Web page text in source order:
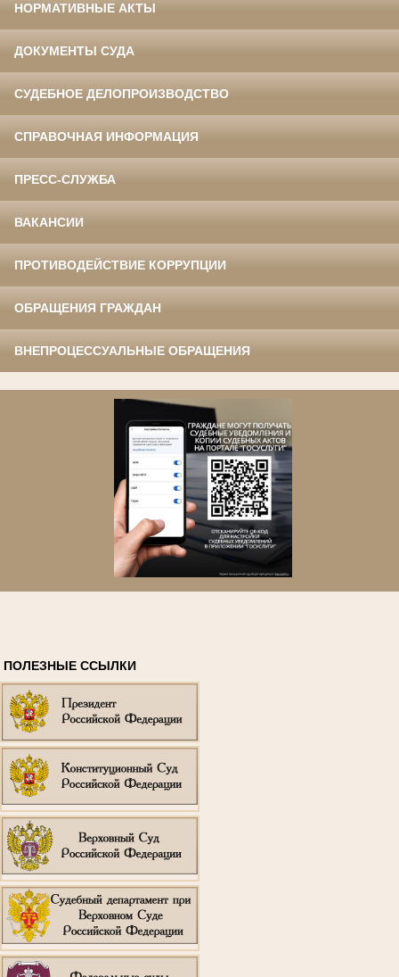
НОРМАТИВНЫЕ АКТЫ
ДОКУМЕНТЫ СУДА
СУДЕБНОЕ ДЕЛОПРОИЗВОДСТВО
СПРАВОЧНАЯ ИНФОРМАЦИЯ
ПРЕСС-СЛУЖБА
ВАКАНСИИ
ПРОТИВОДЕЙСТВИЕ КОРРУПЦИИ
ОБРАЩЕНИЯ ГРАЖДАН
ВНЕПРОЦЕССУАЛЬНЫЕ ОБРАЩЕНИЯ
ПОЛЕЗНЫЕ ССЫЛКИ